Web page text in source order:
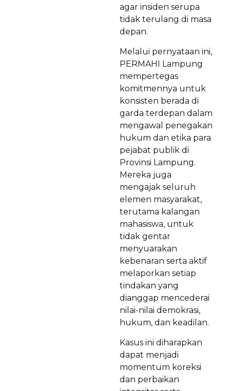
agar insiden serupa
tidak terulang di masa
depan.
Melalui pernyataan ini,
PERMAHI Lampung
mempertegas
komitmennya untuk
konsisten berada di
garda terdepan dalam
mengawal penegakan
hukum dan etika para
pejabat publik di
Provinsi Lampung.
Mereka juga
mengajak seluruh
elemen masyarakat,
terutama kalangan
mahasiswa, untuk
tidak gentar
menyuarakan
kebenaran serta aktif
melaporkan setiap
tindakan yang
dianggap mencederai
nilai-nilai demokrasi,
hukum, dan keadilan.
Kasus ini diharapkan
dapat menjadi
momentum koreksi
dan perbaikan